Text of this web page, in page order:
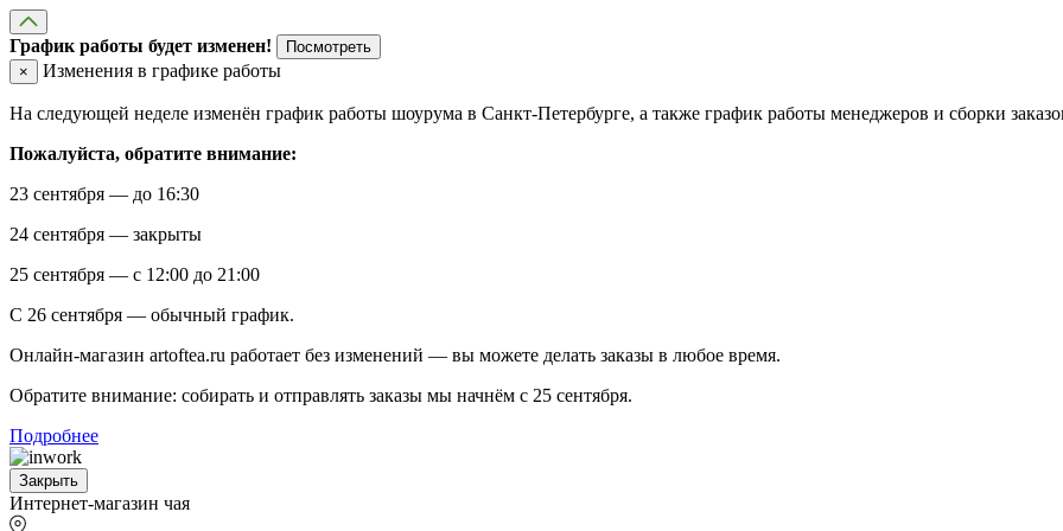
График работы будет изменен!
Посмотреть
×
Изменения в графике работы
На следующей неделе изменён график работы шоурума в Санкт-Петербурге, а также график работы менеджеров и сборки
Пожалуйста, обратите внимание:
23 сентября — до 16:30
24 сентября — закрыты
25 сентября — с 12:00 до 21:00
С 26 сентября — обычный график.
Онлайн-магазин artoftea.ru работает без изменений — вы можете делать заказы в любое время.
Обратите внимание: собирать и отправлять заказы мы начнём с 25 сентября.
Подробнее
Закрыть
Интернет-магазин чая